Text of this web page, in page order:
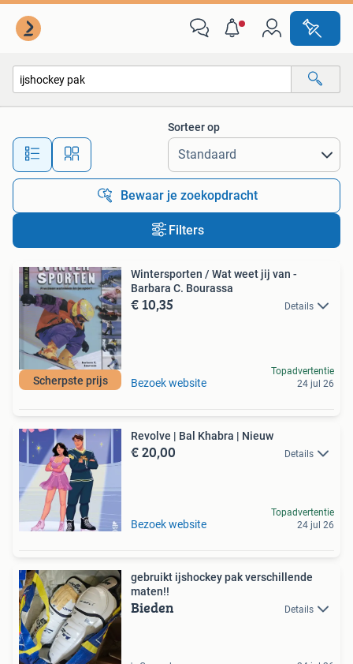
Alle afstanden…
Sorteer op
Bewaar je zoekopdracht
Filters
Scherpste prijs
Wintersporten / Wat weet jij van -
Barbara C. Bourassa
€ 10,35 Details
Bezoek website
Topadvertentie
24 jul 26
Revolve | Bal Khabra | Nieuw
€ 20,00 Details
Bezoek website
Topadvertentie
24 jul 26
gebruikt ijshockey pak verschillende
maten!!
Bieden Details